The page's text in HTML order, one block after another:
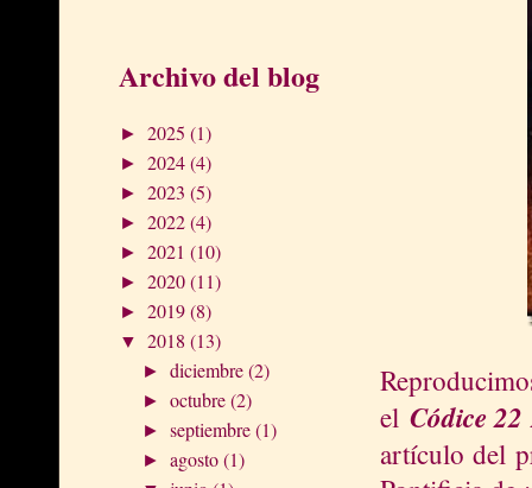
Archivo del blog
► 2025 (1)
► 2024(4)
► 2023 (5)
► 2022(4)
► 2021 (10)
► 2020(11)
► 2019(8)
▼ 2018 (13)
►diciembre(2)
►octubre(2)
►septiembre(1)
►agosto(1)
el Códice
artículo del